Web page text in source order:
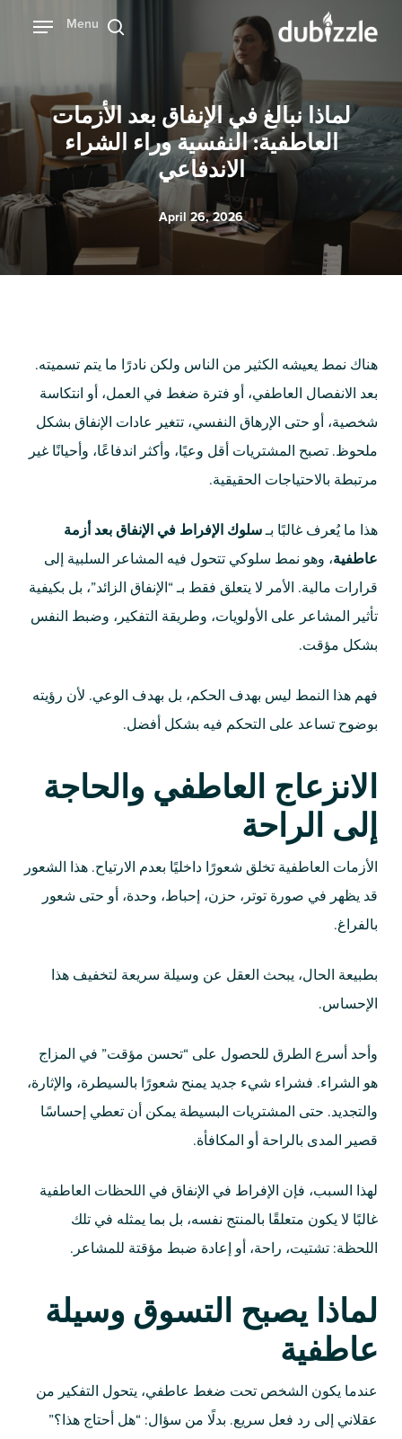
content
بحث
Menu
لماذا نبالغ في الإنفاق بعد الأزمات
العاطفية: النفسية وراء الشراء
الاندفاعي
April 26, 2026
هناك نمط يعيشه الكثير من الناس ولكن نادرًا ما يتم تسميته.
بعد الانفصال العاطفي، أو فترة ضغط في العمل، أو انتكاسة
شخصية، أو حتى الإرهاق النفسي، تتغير عادات الإنفاق بشكل
ملحوظ. تصبح المشتريات أقل وعيًا، وأكثر اندفاعًا، وأحيانًا غير
مرتبطة بالاحتياجات الحقيقية.
هذا ما يُعرف غالبًا بـسلوك الإفراط في الإنفاق بعد أزمة
عاطفية، وهو نمط سلوكي تتحول فيه المشاعر السلبية إلى
قرارات مالية. الأمر لا يتعلق فقط بـ “الإنفاق الزائد”، بل بكيفية
تأثير المشاعر على الأولويات، وطريقة التفكير، وضبط النفس
بشكل مؤقت.
فهم هذا النمط ليس بهدف الحكم، بل بهدف الوعي. لأن رؤيته
بوضوح تساعد على التحكم فيه بشكل أفضل.
الانزعاج العاطفي والحاجة
إلى الراحة
الأزمات العاطفية تخلق شعورًا داخليًا بعدم الارتياح. هذا الشعور
قد يظهر في صورة توتر، حزن، إحباط، وحدة، أو حتى شعور
بالفراغ.
بطبيعة الحال، يبحث العقل عن وسيلة سريعة لتخفيف هذا
الإحساس.
وأحد أسرع الطرق للحصول على “تحسن مؤقت” في المزاج
هو الشراء. فشراء شيء جديد يمنح شعورًا بالسيطرة، والإثارة،
والتجديد. حتى المشتريات البسيطة يمكن أن تعطي إحساسًا
قصير المدى بالراحة أو المكافأة.
لهذا السبب، فإن الإفراط في الإنفاق في اللحظات العاطفية
غالبًا لا يكون متعلقًا بالمنتج نفسه، بل بما يمثله في تلك
اللحظة: تشتيت، راحة، أو إعادة ضبط مؤقتة للمشاعر.
لماذا يصبح التسوق وسيلة
عاطفية
عندما يكون الشخص تحت ضغط عاطفي، يتحول التفكير من
عقلاني إلى رد فعل سريع. بدلًا من سؤال: “هل أحتاج هذا؟”